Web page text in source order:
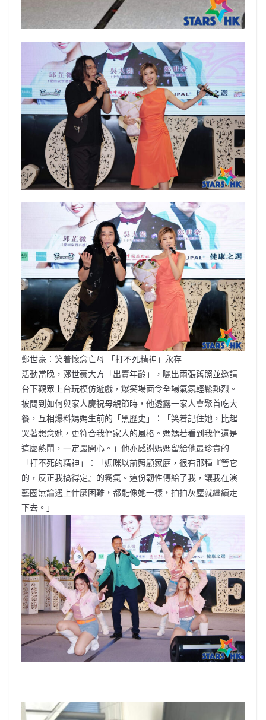
鄭世豪：笑着懷念亡母 「打不死精神」永存
活動當晚，鄭世豪大方「出賣年齡」，曬出兩張舊照並邀請
台下觀眾上台玩模仿遊戲，爆笑場面令全場氣氛輕鬆熱烈。
被問到如何與家人慶祝母親節時，他透露一家人會聚首吃大
餐，互相爆料媽媽生前的「黑歷史」：「笑着記住她，比起
哭著想念她，更符合我們家人的風格。媽媽若看到我們還是
這麼熱鬧，一定最開心。」他亦感謝媽媽留給他最珍貴的
「打不死的精神」：「媽咪以前照顧家庭，很有那種『管它
的，反正我搞得定』的霸氣。這份韌性傳給了我，讓我在演
藝圈無論遇上什麼困難，都能像她一樣，拍拍灰塵就繼續走
下去。」